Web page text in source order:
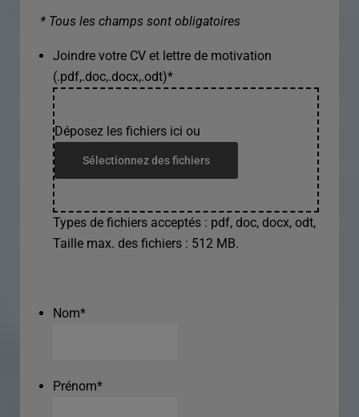
* Tous les champs sont obligatoires
Joindre votre CV et lettre de motivation
(.pdf,.doc,.docx,.odt)*
Déposez les fichiers ici ou
Sélectionnez des fichiers
Types de fichiers acceptés : pdf, doc, docx, odt,
Taille max. des fichiers : 512 MB.
Nom*
Prénom*